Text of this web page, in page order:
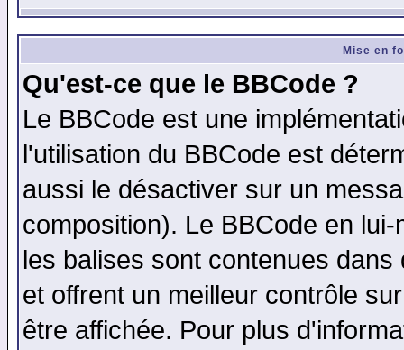
Mise en
Qu'est-ce que le BBCode ?
Le BBCode est une
l'utilisation du BBCode est
aussi le désactiver sur un
composition). Le BBCode en
les balises sont contenues
et offrent un meilleur contrôle
être affichée. Pour plus